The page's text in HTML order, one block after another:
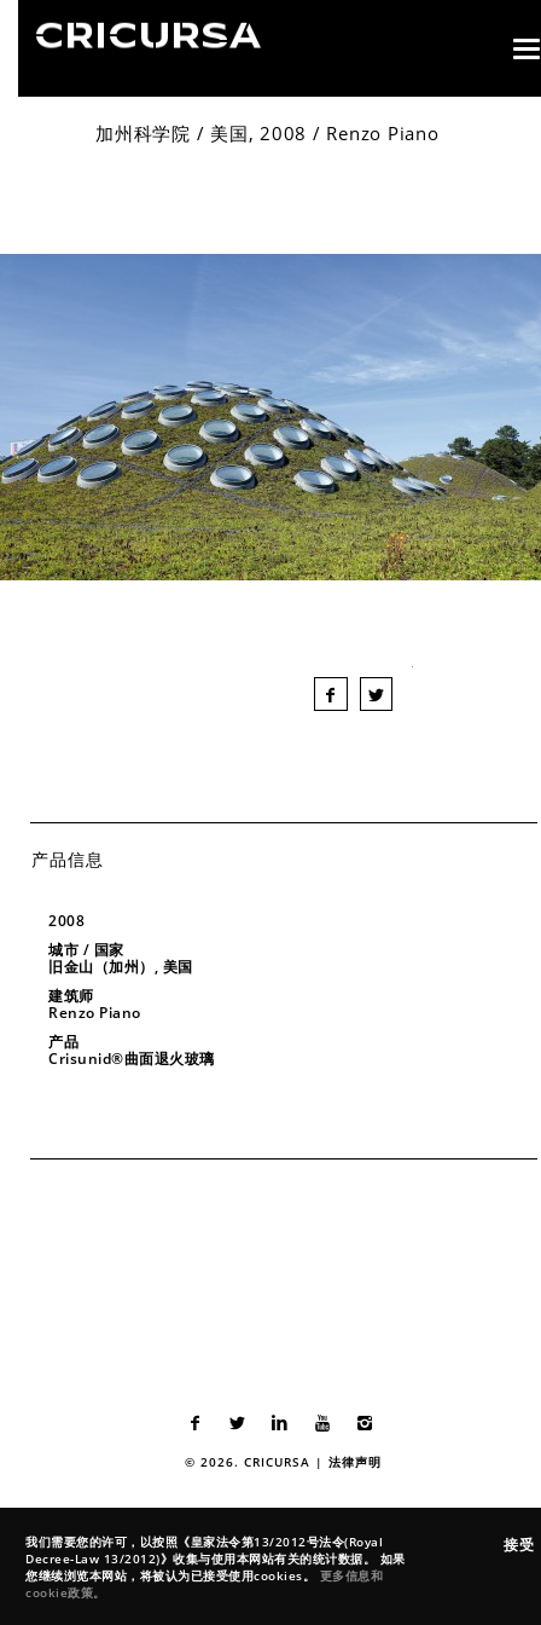
接受
我们需要您的许可，以按照《皇家法令第13/2012号法令(Royal
Decree-Law 13/2012)》收集与使用本网站有关的统计数据。 如果
您继续浏览本网站，将被认为已接受使用cookies。 更多信息和
cookie政策。
加州科学院 / 美国, 2008 / Renzo Piano
产品信息
2008
城市 / 国家
旧金山（加州）, 美国
建筑师
Renzo Piano
产品
Crisunid®曲面退火玻璃
© 2026. CRICURSA | 法律声明